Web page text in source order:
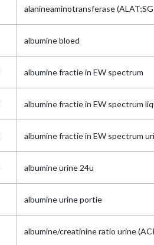
alanineaminotransferase
albumine bloed
albumine fractie in EW spectrum
albumine fractie in EW spectrum
albumine fractie in EW spectrum
albumine urine 24u
albumine urine portie
albumine/creatinine ratio urine